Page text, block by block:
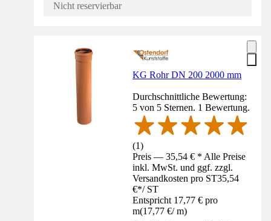
Nicht reservierbar
KG Rohr DN 200 2000 mm
Durchschnittliche Bewertung:
5 von 5 Sternen. 1 Bewertung.
(1)
Preis — 35,54 € * Alle Preise
inkl. MwSt. und ggf. zzgl.
Versandkosten pro ST35,54
€*/ ST
Entspricht 17,77 € pro
m(17,77 €/ m)